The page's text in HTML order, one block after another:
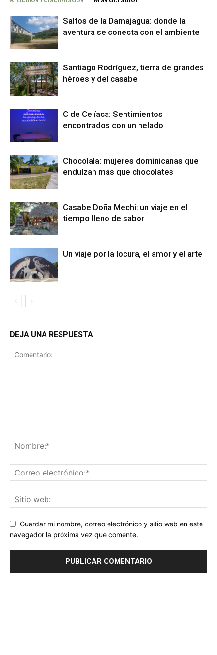
Saltos de la Damajagua: donde la
aventura se conecta con el ambiente
Santiago Rodríguez, tierra de grandes
héroes y del casabe
C de Celíaca: Sentimientos
encontrados con un helado
Chocolala: mujeres dominicanas que
endulzan más que chocolates
Casabe Doña Mechi: un viaje en el
tiempo lleno de sabor
Un viaje por la locura, el amor y el arte
DEJA UNA RESPUESTA
Guardar mi nombre, correo electrónico y sitio web en este
navegador la próxima vez que comente.